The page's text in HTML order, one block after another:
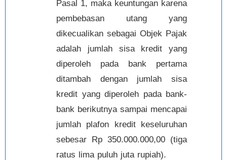
Pasal 1, maka keuntungan karena
pembebasan utang yang
dikecualikan sebagai Objek Pajak
adalah jumlah sisa kredit yang
diperoleh pada bank pertama
ditambah dengan jumlah sisa
kredit yang diperoleh pada bank-
bank berikutnya sampai mencapai
jumlah plafon kredit keseluruhan
sebesar Rp 350.000.000,00 (tiga
ratus lima puluh juta rupiah).